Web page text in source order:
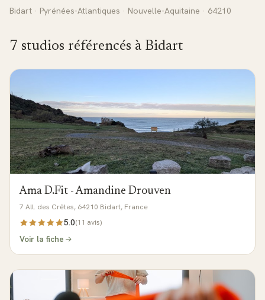
Bidart · Pyrénées-Atlantiques · Nouvelle-Aquitaine · 64210
7 studios référencés à Bidart
Ama D.Fit - Amandine Drouven
7 All. des Crêtes, 64210 Bidart, France
5.0(11 avis)
Voir la fiche